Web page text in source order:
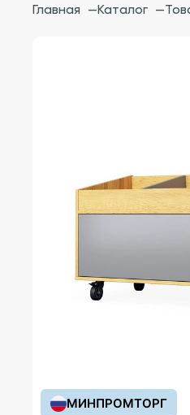
Главная —Каталог —
МИНПРОМТОРГ